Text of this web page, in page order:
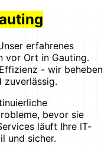
erfahrenes
vor Ort in Gauting.
- wir beheben
zuverlässig.
bevor sie
läuft Ihre IT-
und sicher.